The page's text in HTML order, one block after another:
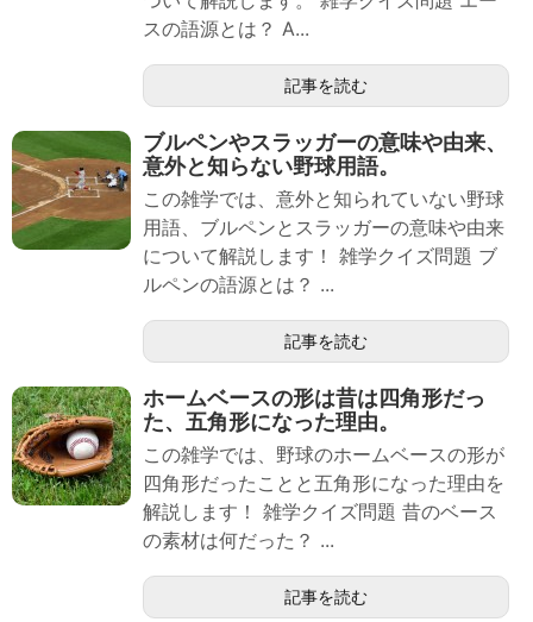
スの語源とは？ A...
記事を読む
ブルペンやスラッガーの意味や由来、
意外と知らない野球用語。
この雑学では、意外と知られていない野球
用語、ブルペンとスラッガーの意味や由来
について解説します！ 雑学クイズ問題 ブ
ルペンの語源とは？ ...
記事を読む
ホームベースの形は昔は四角形だっ
た、五角形になった理由。
この雑学では、野球のホームベースの形が
四角形だったことと五角形になった理由を
解説します！ 雑学クイズ問題 昔のベース
の素材は何だった？ ...
記事を読む